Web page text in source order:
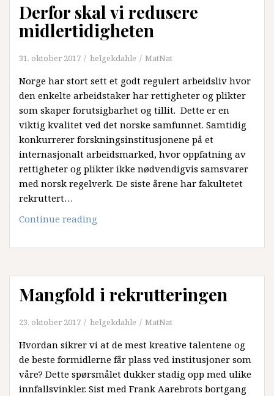
Derfor skal vi redusere
midlertidigheten
31. oktober 2017 helgekdahle MatNat
Norge har stort sett et godt regulert arbeidsliv hvor
den enkelte arbeidstaker har rettigheter og plikter
som skaper forutsigbarhet og tillit. Dette er en
viktig kvalitet ved det norske samfunnet. Samtidig
konkurrerer forskningsinstitusjonene på et
internasjonalt arbeidsmarked, hvor oppfatning av
rettigheter og plikter ikke nødvendigvis samsvarer
med norsk regelverk. De siste årene har fakultetet
rekruttert…
Continue reading
vi
midlertidigheten
Mangfold i rekrutteringen
23. oktober 2017 helgekdahle MatNat
Hvordan sikrer vi at de mest kreative talentene og
de beste formidlerne får plass ved institusjoner som
våre? Dette spørsmålet dukker stadig opp med ulike
innfallsvinkler. Sist med Frank Aarebrots bortgang